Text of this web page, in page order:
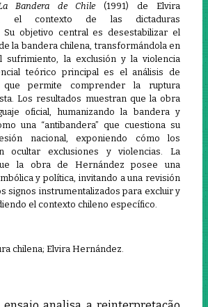
Bandera de Chile(1991) de Elvira
el contexto de las dictaduras
Su objetivo central es desestabilizar el
la bandera chilena, transformándola en
sufrimiento, la exclusión y la violencia
teórico principal es el análisis de
que permite comprender la ruptura
Los resultados muestran que la obra
oficial, humanizando la bandera y
una “antibandera” que cuestiona su
nacional, exponiendo cómo los
ocultar exclusiones y violencias. La
la obra de Hernández posee una
y política, invitando a una revisión
signos instrumentalizados para excluir y
el contexto chileno específico.
chilena; Elvira Hernández.